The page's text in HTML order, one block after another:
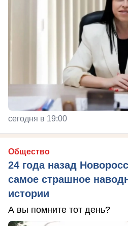
сегодня в 19:00
Общество
24 года назад
самое страшное
истории
А вы помните тот день?